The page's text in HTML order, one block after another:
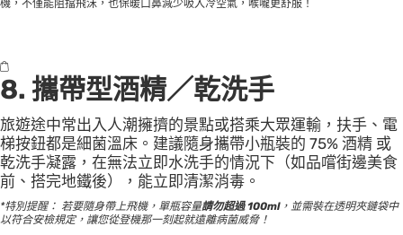
機，不僅能阻擋飛沫，也保暖口鼻減少吸入冷空氣，喉嚨更舒服！
8. 攜帶型酒精／乾洗手
旅遊途中常出入人潮擁擠的景點或搭乘大眾運輸，扶手、電
梯按鈕都是細菌溫床。建議隨身攜帶小瓶裝的 75% 酒精 或
乾洗手凝露，在無法立即水洗手的情況下（如品嚐街邊美食
前、搭完地鐵後），能立即清潔消毒。
*特別提醒： 若要隨身帶上飛機，單瓶容量請勿超過 100ml，並需裝在透明夾鏈袋中
以符合安檢規定，讓您從登機那一刻起就遠離病菌威脅！